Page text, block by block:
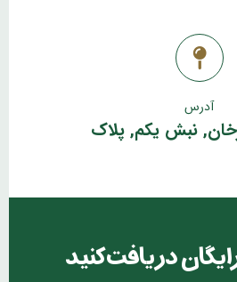
آدرس
نبش یکم, پلاک
دریافت کنید